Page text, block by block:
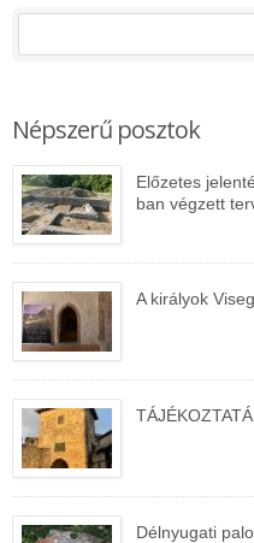
Népszerű posztok
Előzetes
ban végzett
A királyok
Délnyugati